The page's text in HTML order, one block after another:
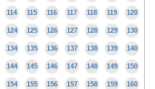
114 115 116 117 118 119 120
124 125 126 127 128 129 130
134 135 136 137 138 139 140
144 145 146 147 148 149 150
154 155 156 157 158 159 160